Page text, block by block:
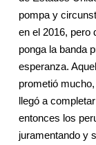
pompa y
en el 2016, pero
ponga la banda
esperanza.
prometió
llegó a
entonces los
juramentando y